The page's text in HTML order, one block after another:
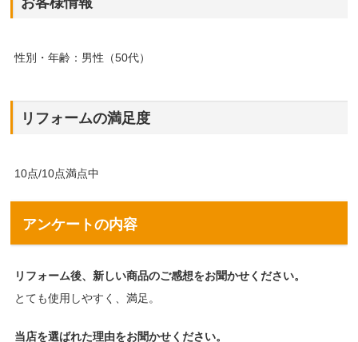
性別・年齢：男性（50代）
リフォームの満足度
10点/10点満点中
アンケートの内容
リフォーム後、新しい商品のご感想をお聞かせください。
とても使用しやすく、満足。
当店を選ばれた理由をお聞かせください。